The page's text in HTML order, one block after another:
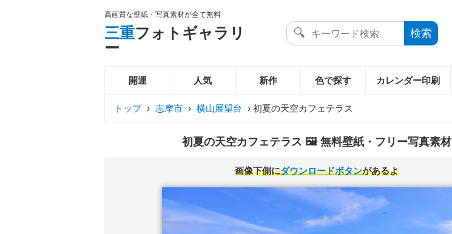
高画質な壁紙・写真素材が全て無料
三重フォトギャラリ
ー
開運 人気 新作 色で探す カレンダー印刷
トップ › 志摩市 › 横山展望台 › 初夏の天空カフェテラス
初夏の天空カフェテラス 🖼️ 無料壁紙・フリー写真素材
画像下側にダウンロードボタンがあるよ